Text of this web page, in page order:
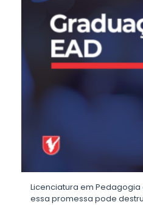
Licenciatura em
essa promessa pode